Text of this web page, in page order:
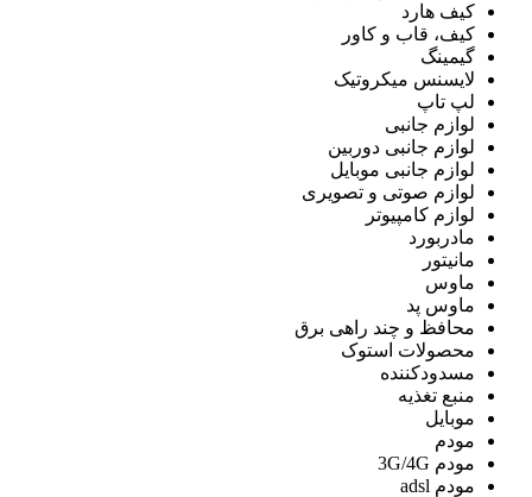
کیف هارد
کیف، قاب و کاور
گیمینگ
لایسنس میکروتیک
لپ تاپ
لوازم جانبی
لوازم جانبی دوربین
لوازم جانبی موبایل
لوازم صوتی و تصویری
لوازم کامپیوتر
مادربورد
مانیتور
ماوس
ماوس پد
محافظ و چند راهی برق
محصولات استوک
مسدودکننده
منبع تغذیه
موبایل
مودم
مودم 3G/4G
مودم adsl